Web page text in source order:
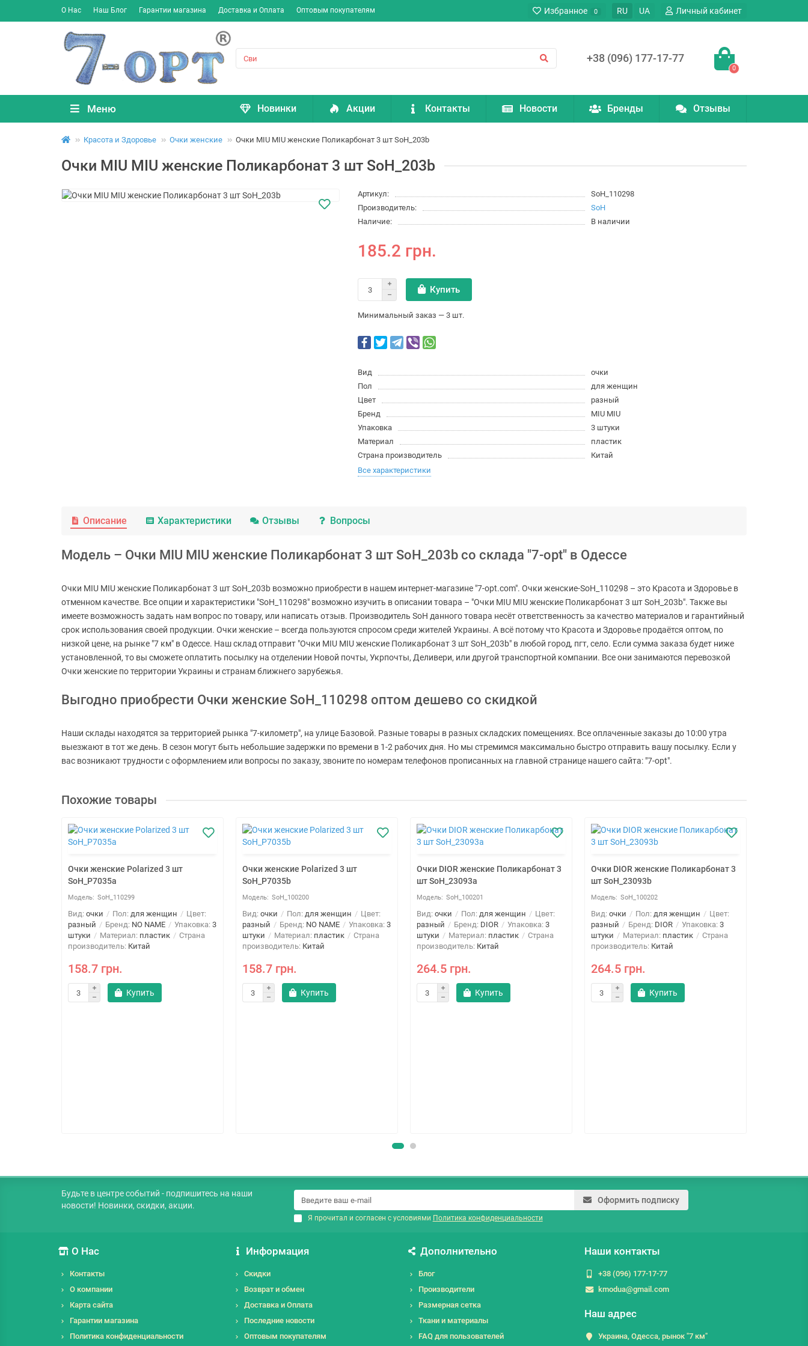
О Нас Наш Блог Гарантии магазина Доставка и Оплата Оптовым покупателям Избранное 0 RU UA Личный кабинет
+38 (096) 177-17-77
0
Меню Новинки Акции Контакты Новости Бренды Отзывы
Красота и Здоровье Очки женские Очки MIU MIU женские Поликарбонат 3 шт SoH_203b
Очки MIU MIU женские Поликарбонат 3 шт SoH_203b
Артикул:
SoH_110298
Производитель:
SoH
Наличие:
В наличии
185.2 грн.
Купить
Минимальный заказ — 3 шт.
Вид
очки
Пол
для женщин
Цвет
разный
Бренд
MIU MIU
Упаковка
3 штуки
Материал
пластик
Страна производитель
Китай
Все характеристики
Описание Характеристики Отзывы Вопросы
Модель – Очки MIU MIU женские Поликарбонат 3 шт SoH_203b со склада "7-opt" в Одессе
Очки MIU MIU женские Поликарбонат 3 шт SoH_203b возможно приобрести в нашем интернет-магазине "7-opt.com". Очки женские-SoH_110298 – это Красота и Здоровье в
отменном качестве. Все опции и характеристики "SoH_110298" возможно изучить в описании товара – "Очки MIU MIU женские Поликарбонат 3 шт SoH_203b". Также вы
имеете возможность задать нам вопрос по товару, или написать отзыв. Производитель SoH данного товара несёт ответственность за качество материалов и гарантийный
срок использования своей продукции. Очки женские – всегда пользуются спросом среди жителей Украины. А всё потому что Красота и Здоровье продаётся оптом, по
низкой цене, на рынке "7 км" в Одессе. Наш склад отправит "Очки MIU MIU женские Поликарбонат 3 шт SoH_203b" в любой город, пгт, село. Если сумма заказа будет ниже
установленной, то вы сможете оплатить посылку на отделении Новой почты, Укрпочты, Деливери, или другой транспортной компании. Все они занимаются перевозкой
Очки женские по территории Украины и странам ближнего зарубежья.
Выгодно приобрести Очки женские SoH_110298 оптом дешево со скидкой
Наши склады находятся за территорией рынка "7-километр", на улице Базовой. Разные товары в разных складских помещениях. Все оплаченные заказы до 10:00 утра
выезжают в тот же день. В сезон могут быть небольшие задержки по времени в 1-2 рабочих дня. Но мы стремимся максимально быстро отправить вашу посылку. Если у
вас возникают трудности с оформлением или вопросы по заказу, звоните по номерам телефонов прописанных на главной странице нашего сайта: "7-opt".
Похожие товары
Очки женские Polarized 3 шт
SoH_P7035a
SoH_110299
Вид: очки Пол: для женщин
Цвет:
разный
Бренд: NO NAME Упаковка: 3
штуки
Материал: пластик
Страна
производитель: Китай
158.7 грн.
Купить
Очки женские Polarized 3 шт
SoH_P7035b
SoH_100200
Вид: очки Пол: для женщин
Цвет:
разный
Бренд: NO NAME Упаковка: 3
штуки
Материал: пластик
Страна
производитель: Китай
158.7 грн.
Купить
Очки DIOR женские Поликарбонат 3
шт SoH_23093a
SoH_100201
Вид: очки Пол: для женщин
Цвет:
разный
Бренд: DIOR Упаковка: 3
штуки
Материал: пластик
Страна
производитель: Китай
264.5 грн.
Купить
Очки DIOR женские Поликарбонат 3
шт SoH_23093b
SoH_100202
Вид: очки Пол: для женщин
Цвет:
разный
Бренд: DIOR Упаковка: 3
штуки
Материал: пластик
Страна
производитель: Китай
264.5 грн.
Купить
Будьте в центре событий - подпишитесь на наши
новости! Новинки, скидки, акции.
Оформить подписку
Я прочитал и согласен с условиями Политика конфиденциальности
О Нас
Контакты
О компании
Карта сайта
Гарантии магазина
Политика конфиденциальности
Информация
Скидки
Возврат и обмен
Доставка и Оплата
Последние новости
Оптовым покупателям
Дополнительно
Блог
Производители
Размерная сетка
Ткани и материалы
FAQ для пользователей
Наши контакты
+38 (096) 177-17-77
kmodua@gmail.com
Наш адрес
Украина, Одесса, рынок "7 км"